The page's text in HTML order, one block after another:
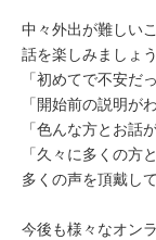
中々外出が難しい
話を楽しみましょう
「初めてで不安だ
「開始前の説明が
「色んな方とお話
「久々に多くの方
多くの声を頂戴し
今後も様々なオン